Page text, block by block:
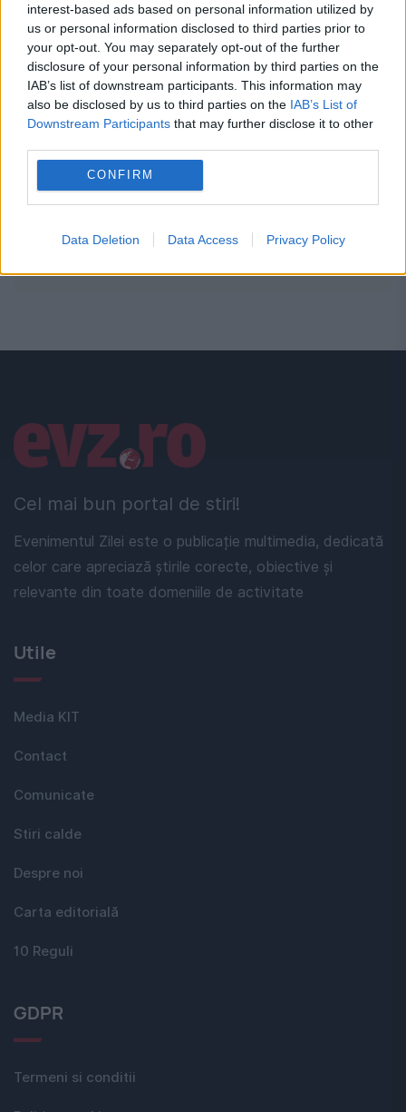
interest-based ads based on personal information utilized by
us or personal information disclosed to third parties prior to
your opt-out. You may separately opt-out of the further
disclosure of your personal information by third parties on the
IAB’s list of downstream participants. This information may
also be disclosed by us to third parties on the IAB’s List of
Downstream Participants that may further disclose it to other
CONFIRM
Data Deletion Data Access Privacy Policy
22:46-Traian Băsescu, întrebat cine ar putea fi
premier după Bolojan: Cred că eu aș fi cel mai
bun premier
22:34-Seară complicată pentru trei zodii.
Oboseala le poate da planurile peste cap
Farul a învins Csikszereda cu 3-2.
Oaspeții au revenit de la 0-3
22:19-Accident în stația CFR Mangalia. O tânără
de 19 ani nu ar fi auzit semnalele trenului
Cel mai bun portal de stiri!
Evenimentul Zilei este o publicație multimedia, dedicată
celor care apreciază știrile corecte, obiective și
relevante din toate domeniile de activitate
Linkuri utile
Utile
Media KIT
Contact
Comunicate
Stiri calde
Despre noi
Carta editorială
10 Reguli
GDPR
Termeni si conditii